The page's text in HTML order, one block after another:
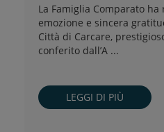
La Famiglia Comparato
emozione e sincera
Città di Carcare,
conferito dall’A ...
LEGGI DI PIÙ